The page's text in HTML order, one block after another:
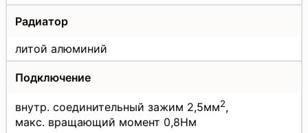
Радиатор
литой алюминий
Подключение
внутр. соединительный зажим 2,5мм2,
макс. вращающий момент 0,8Нм